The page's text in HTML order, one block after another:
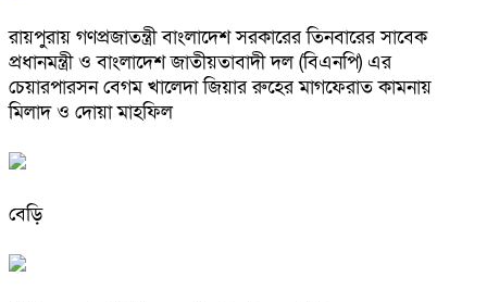
রায়পুরায় গণপ্রজাতন্ত্রী বাংলাদেশ সরকারের তিনবারের সাবেক
প্রধানমন্ত্রী ও বাংলাদেশ জাতীয়তাবাদী দল (বিএনপি) এর
চেয়ারপারসন বেগম খালেদা জিয়ার রুহের মাগফেরাত কামনায়
মিলাদ ও দোয়া মাহফিল
বেড়ি